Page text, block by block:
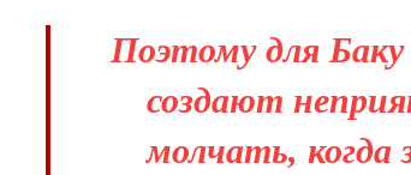
Поэтому для
создают
молчать, когда